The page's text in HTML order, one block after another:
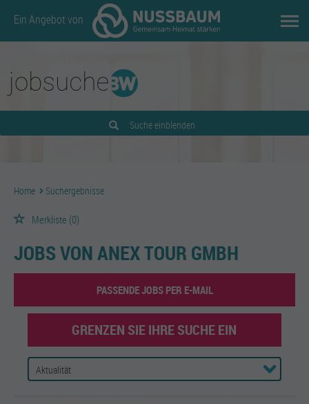
Ein Angebot von
Suche einblenden
Home Suchergebnisse
Merkliste (0)
JOBS VON ANEX TOUR GMBH
PASSENDE JOBS PER E-MAIL
GRENZEN SIE IHRE SUCHE EIN